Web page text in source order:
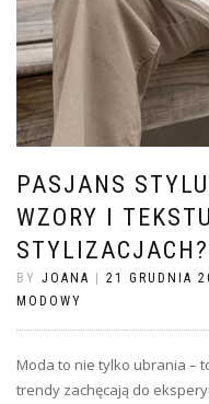
PASJANS
WZORY I
STYLIZACJACH?
BY JOANA 21 GRUDNIA
MODOWY
Moda to nie tylko ubrania –
trendy zachęcają do